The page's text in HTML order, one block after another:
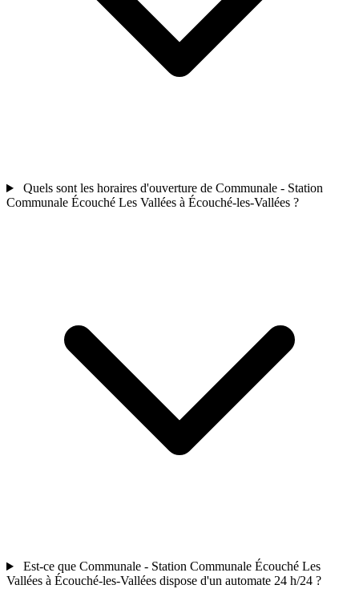
Quels sont les horaires d'ouverture de Communale - Station
Communale Écouché Les Vallées à Écouché-les-Vallées ?
Est-ce que Communale - Station Communale Écouché Les
Vallées à Écouché-les-Vallées dispose d'un automate 24 h/24 ?